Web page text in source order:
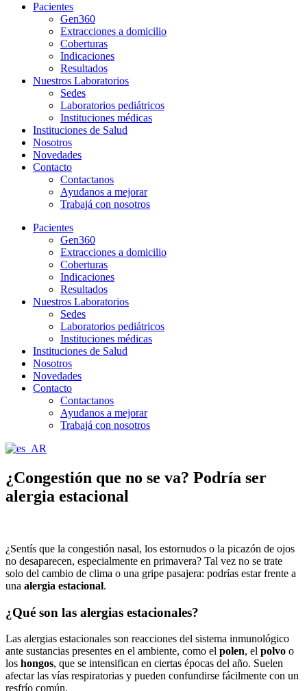
Pacientes
Gen360
Extracciones a domicilio
Coberturas
Indicaciones
Resultados
Nuestros Laboratorios
Sedes
Laboratorios pediátricos
Instituciones médicas
Instituciones de Salud
Nosotros
Novedades
Contacto
Contactanos
Ayudanos a mejorar
Trabajá con nosotros
Pacientes
Gen360
Extracciones a domicilio
Coberturas
Indicaciones
Resultados
Nuestros Laboratorios
Sedes
Laboratorios pediátricos
Instituciones médicas
Instituciones de Salud
Nosotros
Novedades
Contacto
Contactanos
Ayudanos a mejorar
Trabajá con nosotros
¿Congestión que no se va? Podría ser
alergia estacional
¿Sentís que la congestión nasal, los estornudos o la picazón de ojos
no desaparecen, especialmente en primavera? Tal vez no se trate
solo del cambio de clima o una gripe pasajera: podrías estar frente a
una alergia estacional.
¿Qué son las alergias estacionales?
Las alergias estacionales son reacciones del sistema inmunológico
ante sustancias presentes en el ambiente, como el polen, el polvo o
los hongos, que se intensifican en ciertas épocas del año. Suelen
afectar las vías respiratorias y pueden confundirse fácilmente con un
resfrío común.